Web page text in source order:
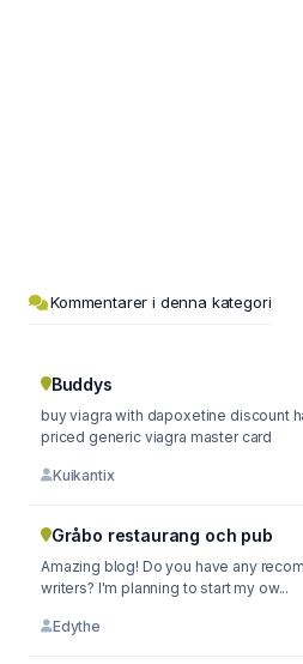
Kommentarer i denna kategori
Buddys
buy viagra with dapoxetine discount
priced generic viagra master card
Kuikantix
Gråbo restaurang och pub
Amazing blog! Do you have any
writers? I'm planning to start my ow...
Edythe